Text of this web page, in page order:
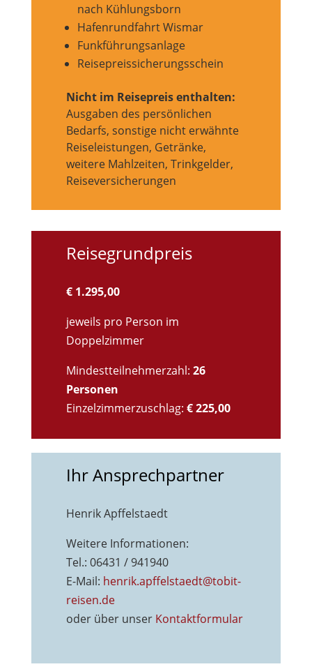
nach Kühlungsborn
Hafenrundfahrt Wismar
Funkführungsanlage
Reisepreissicherungsschein
Nicht im Reisepreis enthalten:
Ausgaben des persönlichen
Bedarfs, sonstige nicht erwähnte
Reiseleistungen, Getränke,
weitere Mahlzeiten, Trinkgelder,
Reiseversicherungen
Reisegrundpreis
€ 1.295,00
jeweils pro Person im
Doppelzimmer
Mindestteilnehmerzahl: 26
Personen
Einzelzimmerzuschlag: € 225,00
Ihr Ansprechpartner
Henrik Apffelstaedt
Weitere Informationen:
Tel.: 06431 / 941940
E-Mail: henrik.apffelstaedt@tobit-
reisen.de
oder über unser Kontaktformular